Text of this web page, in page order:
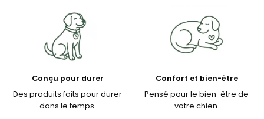
Conçu pour durer
Des produits faits pour durer
dans le temps.
Confort et bien-être
Pensé pour le bien-être de
votre chien.